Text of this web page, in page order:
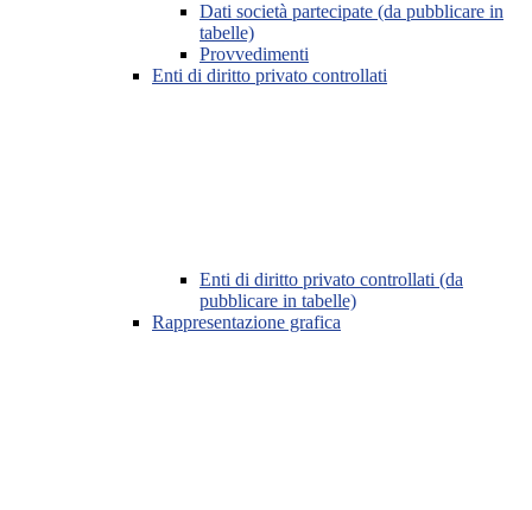
Dati società partecipate (da pubblicare in
tabelle)
Provvedimenti
Enti di diritto privato controllati
Enti di diritto privato controllati (da
pubblicare in tabelle)
Rappresentazione grafica